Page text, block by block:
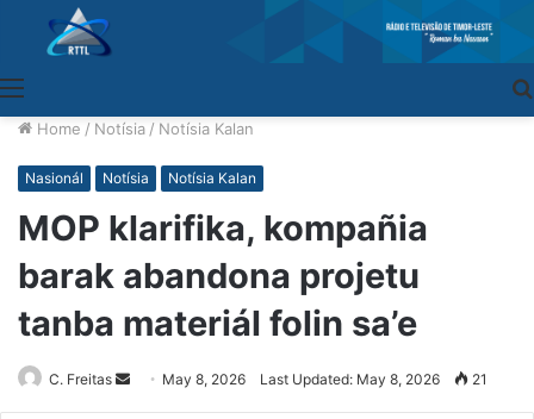
Home / Notísia / Notísia Kalan
Nasionál Notísia Notísia Kalan
MOP klarifika, kompañia
barak abandona projetu
tanba materiál folin sa’e
C. Freitas
Send
an
May 8, 2026 Last Updated: May 8, 2026 21